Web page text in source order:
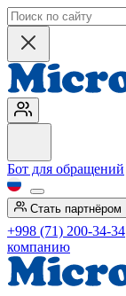
Бот для обращений
Стать партнёром
+998 (71) 200-34-34
компанию